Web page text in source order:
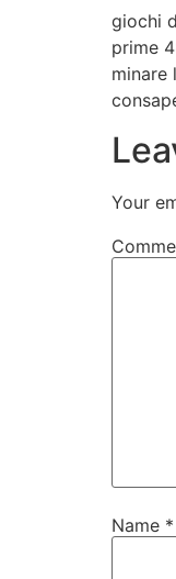
giochi
prime
minare
Your
Name *